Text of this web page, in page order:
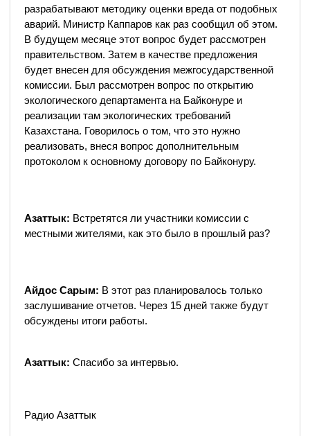
разрабатывают методику оценки вреда от подобных
аварий. Министр Каппаров как раз сообщил об этом.
В будущем месяце этот вопрос будет рассмотрен
правительством. Затем в качестве предложения
будет внесен для обсуждения межгосударственной
комиссии. Был рассмотрен вопрос по открытию
экологического департамента на Байконуре и
реализации там экологических требований
Казахстана. Говорилось о том, что это нужно
реализовать, внеся вопрос дополнительным
протоколом к основному договору по Байконуру.
Азаттык: Встретятся ли участники комиссии с
местными жителями, как это было в прошлый раз?
Айдос Сарым: В этот раз планировалось только
заслушивание отчетов. Через 15 дней также будут
обсуждены итоги работы.
Азаттык: Спасибо за интервью.
Радио Азаттык